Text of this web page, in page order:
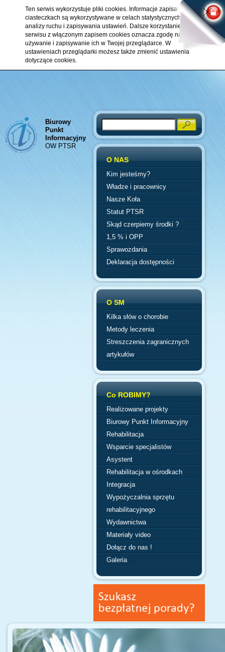
Ten serwis wykorzystuje pliki cookies. Informacje zapisane w
ciasteczkach są wykorzystywane w celach statystycznych,
analizy ruchu i zapisywania ustawień. Dalsze korzystanie z
serwisu z włączonym zapisem cookies oznacza zgodę na ich
używanie i zapisywanie ich w Twojej przeglądarce. W
ustawieniach przeglądarki możesz także zmienić ustawienia
dotyczące cookies.
Biurowy
Punkt
Informacyjny
OW PTSR
Search
O NAS
Kim jesteśmy?
Władze i pracownicy
Nasze Koła
Statut PTSR
Skąd czerpiemy środki ?
1,5 % i OPP
Sprawozdania
Deklaracja dostępności
O SM
Kilka słów o chorobie
Metody leczenia
Streszczenia zagranicznych
artykułów
Co ROBIMY?
Realizowane projekty
Biurowy Punkt Informacyjny
Rehabilitacja
Wsparcie specjalistów
Asystent
Rehabilitacja w ośrodkach
Integracja
Wypożyczalnia sprzętu
rehabilitacyjnego
Wydawnictwa
Materiały video
Dołącz do nas !
Galeria